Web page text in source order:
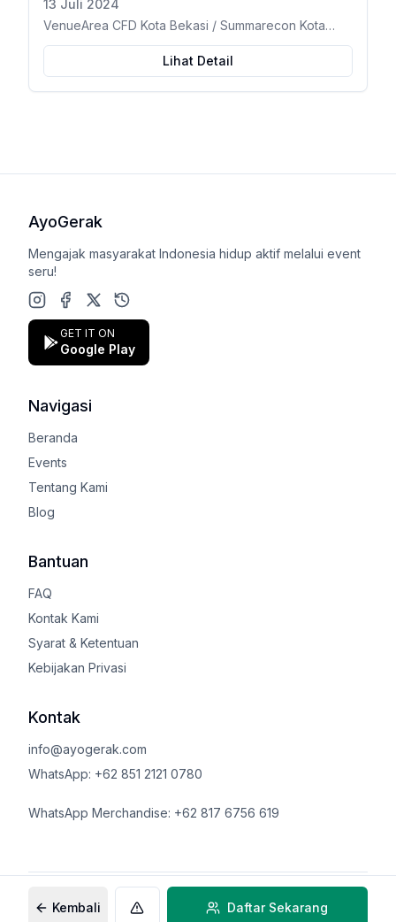
Kembali Daftar Sekarang
13 Juli 2024
VenueArea CFD Kota Bekasi / Summarecon Kota
Bekasi – Marga Jaya, Kec. Bekasi Selatan, Kota
Lihat Detail
AyoGerak
Mengajak masyarakat Indonesia hidup aktif melalui event
seru!
Instagram
Facebook
X (Twitter)
Google Play Store
GET IT ON
Google Play
Navigasi
Beranda
Events
Tentang Kami
Blog
Bantuan
FAQ
Kontak Kami
Syarat & Ketentuan
Kebijakan Privasi
Kontak
info@ayogerak.com
WhatsApp: +62 851 2121 0780
WhatsApp Merchandise: +62 817 6756 619
© AyoGerak.com